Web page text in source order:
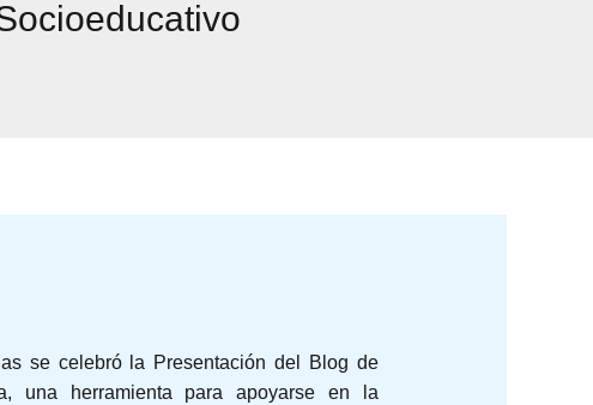
se celebró la Presentación del Blog de
una herramienta para apoyarse en la